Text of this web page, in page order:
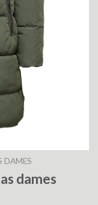
DAMES
dames